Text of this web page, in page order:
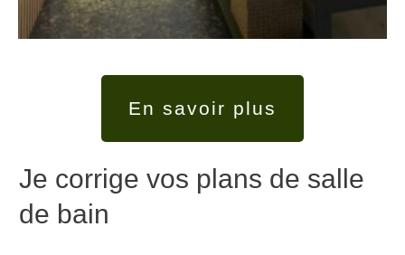
En savoir plus
Je corrige vos plans de salle
de bain